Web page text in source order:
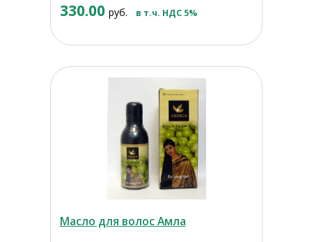
330.00 руб. в т.ч. НДС 5%
Масло для волос Амла